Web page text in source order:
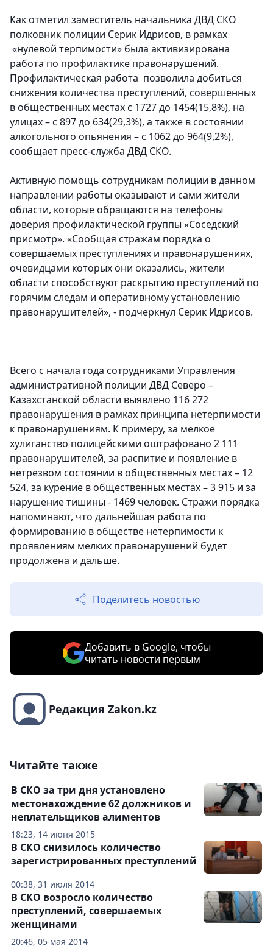
Как отметил заместитель начальника ДВД СКО
полковник полиции Серик Идрисов, в рамках
«нулевой терпимости» была активизирована
работа по профилактике правонарушений.
Профилактическая работа позволила добиться
снижения количества преступлений, совершенных
в общественных местах с 1727 до 1454(15,8%), на
улицах – с 897 до 634(29,3%), а также в состоянии
алкогольного опьянения – с 1062 до 964(9,2%),
сообщает пресс-служба ДВД СКО.
Активную помощь сотрудникам полиции в данном
направлении работы оказывают и сами жители
области, которые обращаются на телефоны
доверия профилактической группы «Соседский
присмотр». «Сообщая стражам порядка о
совершаемых преступлениях и правонарушениях,
очевидцами которых они оказались, жители
области способствуют раскрытию преступлений по
горячим следам и оперативному установлению
правонарушителей», - подчеркнул Серик Идрисов.
Всего с начала года сотрудниками Управления
административной полиции ДВД Северо –
Казахстанской области выявлено 116 272
правонарушения в рамках принципа нетерпимости
к правонарушениям. К примеру, за мелкое
хулиганство полицейскими оштрафовано 2 111
правонарушителей, за распитие и появление в
нетрезвом состоянии в общественных местах – 12
524, за курение в общественных местах – 3 915 и за
нарушение тишины - 1469 человек. Стражи порядка
напоминают, что дальнейшая работа по
формированию в обществе нетерпимости к
проявлениям мелких правонарушений будет
продолжена и дальше.
Поделитесь новостью
Добавить в Google, чтобы
читать новости первым
Редакция Zakon.kz
Читайте также
18:23, 14 июня 2015
В СКО за три дня установлено
местонахождение 62 должников и
неплательщиков алиментов
00:38, 31 июля 2014
В СКО снизилось количество
зарегистрированных преступлений
20:46, 05 мая 2014
В СКО возросло количество
преступлений, совершаемых
женщинами